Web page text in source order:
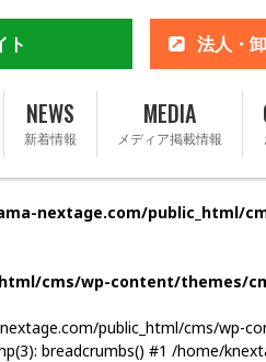
ト
ピング店
法人・
NEWS
新着情報
MEDIA
メディア掲載情報
nextage.com/public_html/
cms/wp-content/themes/
public_html/cms/wp-
breadcrumbs() #1 /home/